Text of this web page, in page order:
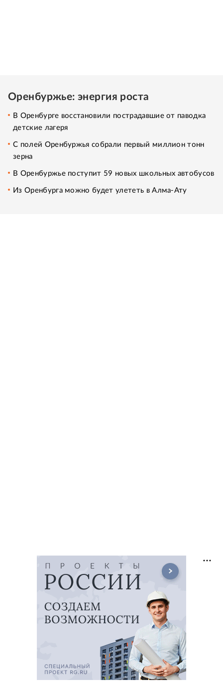
Оренбуржье: энергия роста
В Оренбурге восстановили пострадавшие от паводка
детские лагеря
С полей Оренбуржья собрали первый миллион тонн
зерна
В Оренбуржье поступит 59 новых школьных автобусов
Из Оренбурга можно будет улететь в Алма-Ату